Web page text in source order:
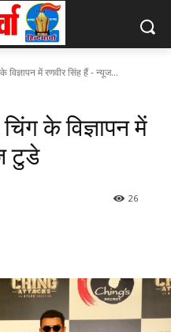
में रणवीर सिंह हैं - न्यूज...
के विज्ञापन में
टुडे
26